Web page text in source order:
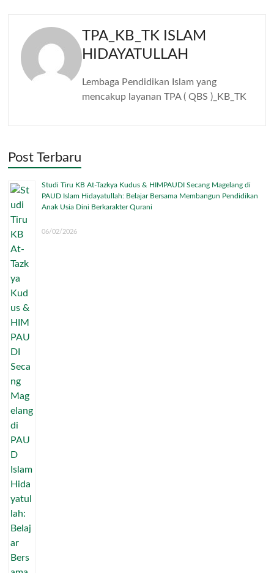
TPA_KB_TK ISLAM
HIDAYATULLAH
Lembaga Pendidikan Islam yang
mencakup layanan TPA ( QBS )_KB_TK
Post Terbaru
Studi Tiru KB At-Tazkya Kudus & HIMPAUDI Secang Magelang di
PAUD Islam Hidayatullah: Belajar Bersama Membangun Pendidikan
Anak Usia Dini Berkarakter Qurani
06/02/2026